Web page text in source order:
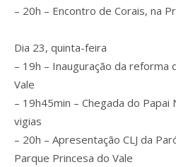
– 20h – Encontro de Corais, na
Dia 23, quinta-feira
– 19h – Inauguração da reforma
Vale
– 19h45min – Chegada do
vigias
– 20h – Apresentação CLJ da
Parque Princesa do Vale